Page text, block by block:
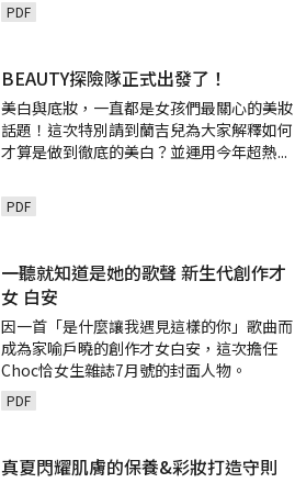
PDF
BEAUTY探險隊正式出發了！
美白與底妝，一直都是女孩們最關心的美妝
話題！這次特別請到蘭吉兒為大家解釋如何
才算是做到徹底的美白？並運用今年超熱...
PDF
一聽就知道是她的歌聲 新生代創作才
女 白安
因一首「是什麼讓我遇見這樣的你」歌曲而
成為家喻戶曉的創作才女白安，這次擔任
Choc恰女生雜誌7月號的封面人物。
PDF
真夏閃耀肌膚的保養&彩妝打造守則